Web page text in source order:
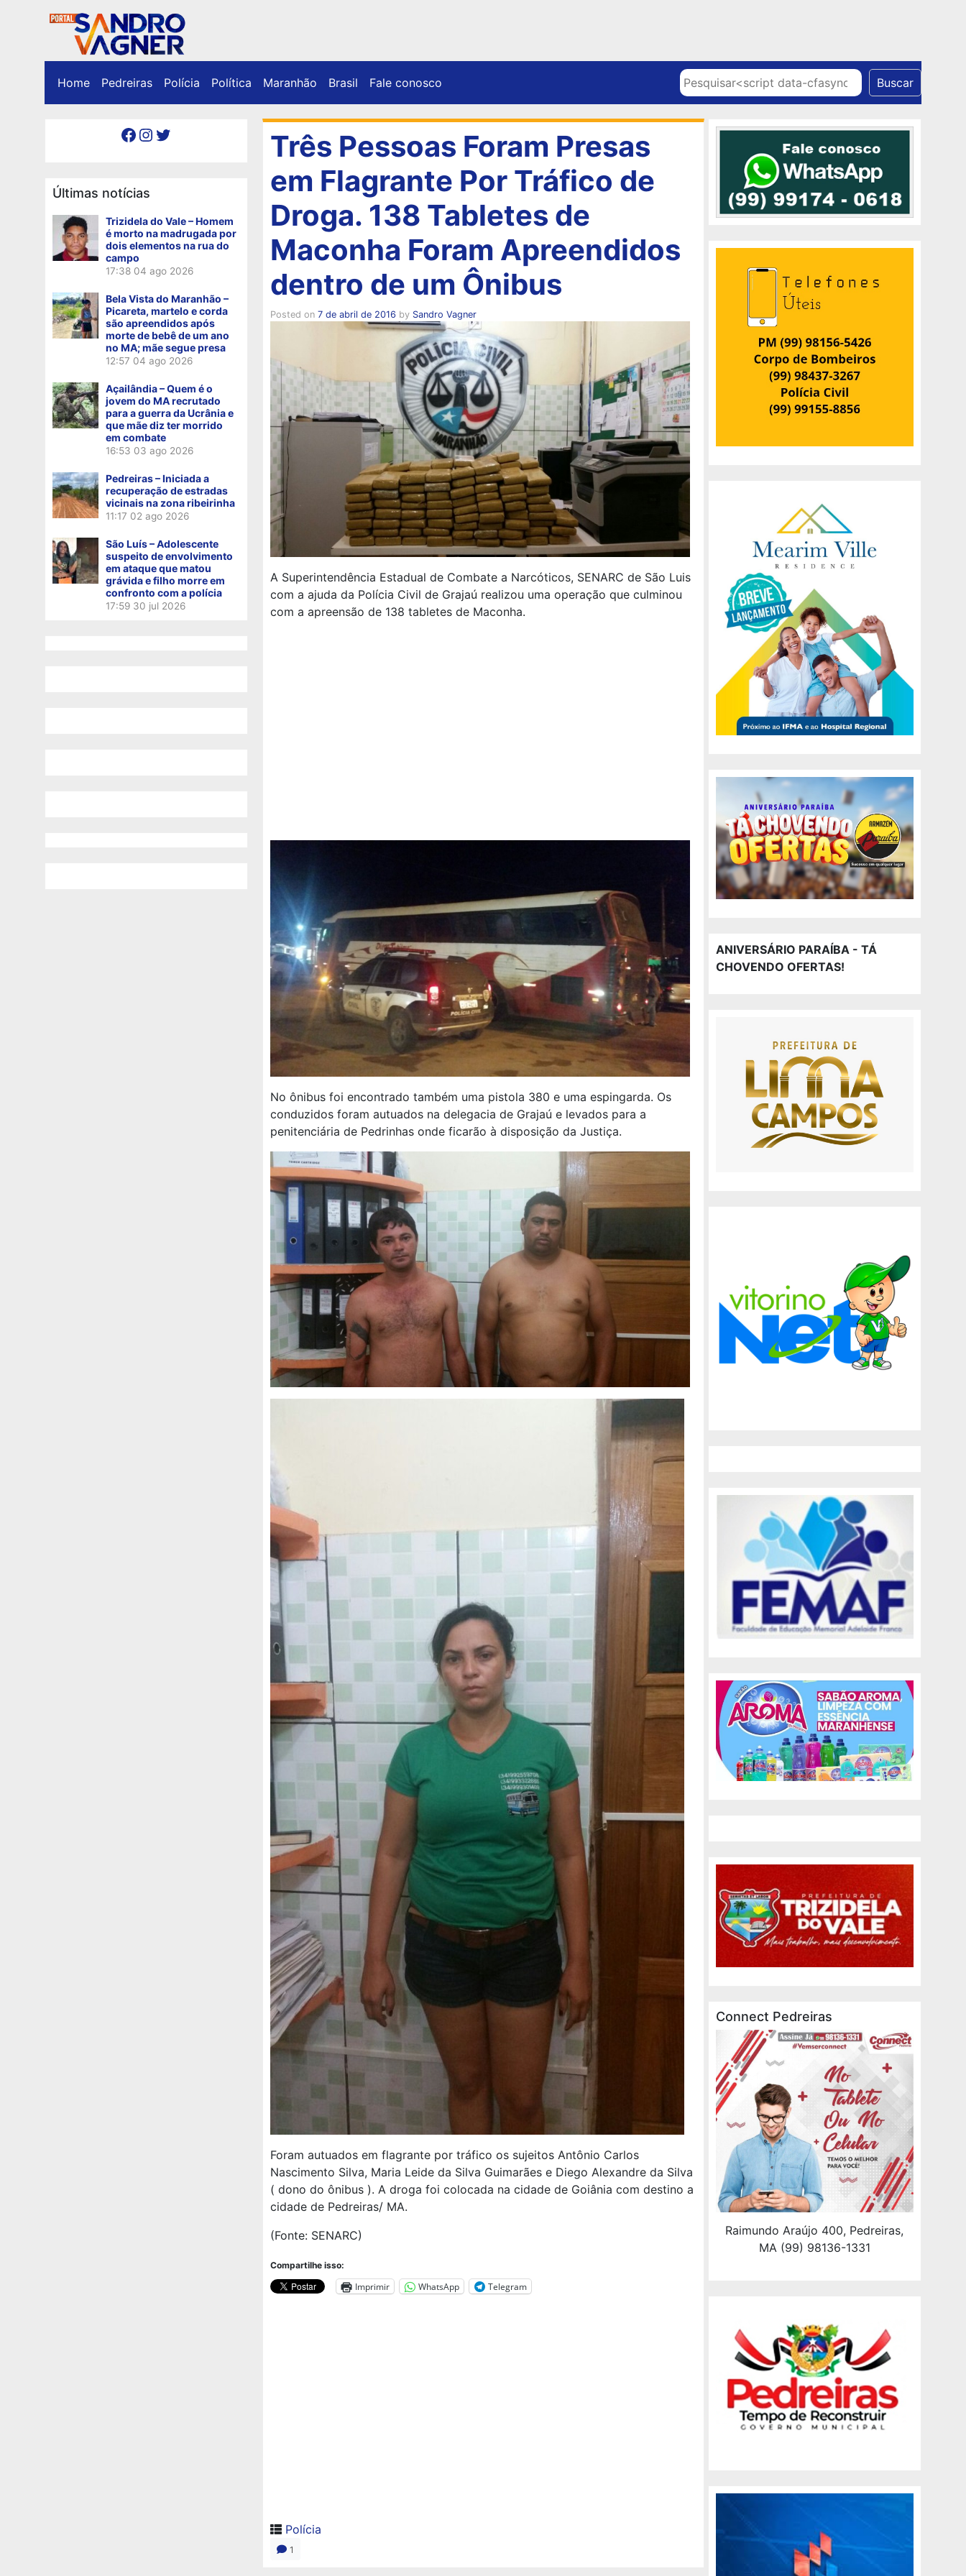
Home Pedreiras Polícia Política Maranhão Brasil Fale conosco Pesquisar Buscar
Facebook Instagram Twitter
Últimas notícias
Trizidela do Vale – Homem
é morto na madrugada por
dois elementos na rua do
campo
17:38 04 ago 2026
Bela Vista do Maranhão –
Picareta, martelo e corda
são apreendidos após
morte de bebê de um ano
no MA; mãe segue presa
12:57 04 ago 2026
Açailândia – Quem é o
jovem do MA recrutado
para a guerra da Ucrânia e
que mãe diz ter morrido
em combate
16:53 03 ago 2026
Pedreiras – Iniciada a
recuperação de estradas
vicinais na zona ribeirinha
11:17 02 ago 2026
São Luís – Adolescente
suspeito de envolvimento
em ataque que matou
grávida e filho morre em
confronto com a polícia
17:59 30 jul 2026
Três Pessoas Foram Presas
em Flagrante Por Tráfico de
Droga. 138 Tabletes de
Maconha Foram Apreendidos
dentro de um Ônibus
Posted on 7 de abril de 2016 by Sandro Vagner
A Superintendência Estadual de Combate a Narcóticos, SENARC de São Luis
com a ajuda da Polícia Civil de Grajaú realizou uma operação que culminou
com a apreensão de 138 tabletes de Maconha.
No ônibus foi encontrado também uma pistola 380 e uma espingarda. Os
conduzidos foram autuados na delegacia de Grajaú e levados para a
penitenciária de Pedrinhas onde ficarão à disposição da Justiça.
Foram autuados em flagrante por tráfico os sujeitos Antônio Carlos
Nascimento Silva, Maria Leide da Silva Guimarães e Diego Alexandre da Silva
( dono do ônibus ). A droga foi colocada na cidade de Goiânia com destino a
cidade de Pedreiras/ MA.
(Fonte: SENARC)
Compartilhe isso:
Imprimir WhatsApp Telegram
Polícia
1
ANIVERSÁRIO PARAÍBA - TÁ
CHOVENDO OFERTAS!
Connect Pedreiras
Raimundo Araújo 400, Pedreiras,
MA (99) 98136-1331